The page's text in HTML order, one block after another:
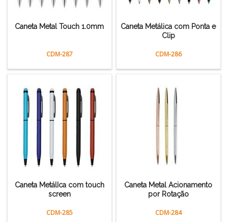
Caneta Metal Touch 1.0mm
CDM-287
Caneta Metálica com Ponta e
Clip
CDM-286
Caneta MetálIca com touch
screen
CDM-285
Caneta Metal Acionamento
por Rotação
CDM-284